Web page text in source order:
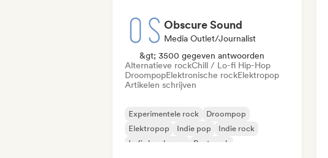
Obscure Sound
Media Outlet/Journalist
&gt; 3500 gegeven antwoorden
Alternatieve rockChill / Lo-fi Hip-Hop
DroompopElektronische rockElektropop
Artikelen schrijven
Experimentele rock
Droompop
Elektropop
Indie pop
Indie rock
Lofi slaapkamer
Post punk